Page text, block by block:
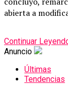
abierta a
Continuar
Anuncio
Últimas
Tendencias